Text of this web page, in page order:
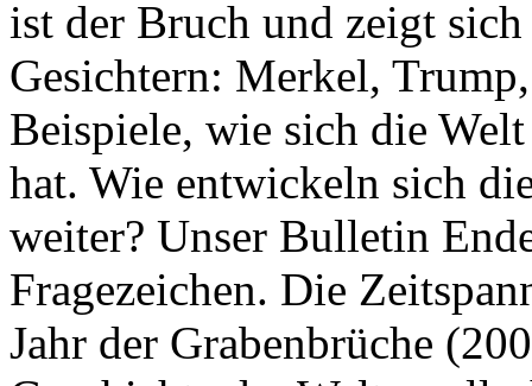
ist der Bruch und zeigt
Gesichtern: Merkel,
Beispiele, wie sich die
hat. Wie entwickeln sich
weiter? Unser Bulletin
Fragezeichen. Die
Jahr der Grabenbrüche